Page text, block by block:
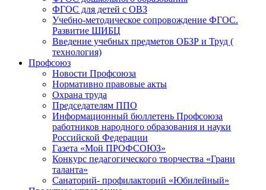
ФГОС для детей с ОВЗ
Учебно-методическое сопровождение ФГОС.
Развитие ШИБЦ
Введение учебных предметов ОБЗР и Труд (
технология)
Профсоюз
Новости Профсоюза
Нормативно правовые акты
Охрана труда
Председателям ППО
Информационный бюллетень Профсоюза
работников народного образования и науки
Российской Федерации
Газета «Мой ПРОФСОЮЗ»
Конкурс педагогического творчества «Грани
таланта»
Санаторий- профилакторий «Юбилейный»